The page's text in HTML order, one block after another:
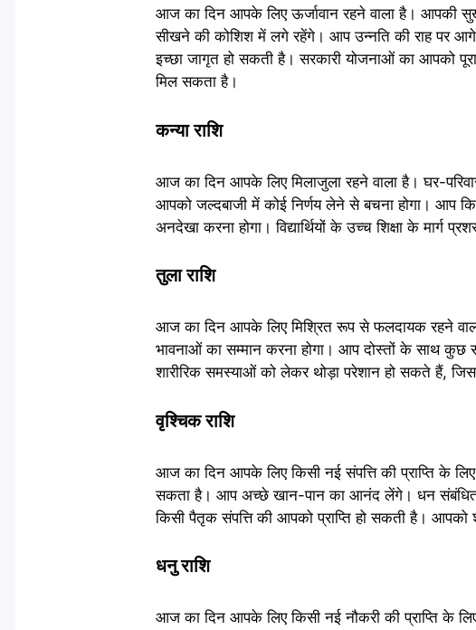
आज का दिन आपके लिए ऊर्जावान रहने वाला है। आपकी
सीखने की कोशिश में लगे रहेंगे। आप उन्नति की राह पर
इच्छा जागृत हो सकती है। सरकारी योजनाओं का आपको
मिल सकता है।
कन्या राशि
आज का दिन आपके लिए मिलाजुला रहने वाला है। घर-
आपको जल्दबाजी में कोई निर्णय लेने से बचना होगा। आप
अनदेखा करना होगा। विद्यार्थियों के उच्च शिक्षा के मार्ग
तुला राशि
आज का दिन आपके लिए मिश्रित रूप से फलदायक रहने
भावनाओं का सम्मान करना होगा। आप दोस्तों के साथ
शारीरिक समस्याओं को लेकर थोड़ा परेशान हो सकते हैं,
वृश्चिक राशि
आज का दिन आपके लिए किसी नई संपत्ति की प्राप्ति के
सकता है। आप अच्छे खान-पान का आनंद लेंगे। धन संबंधित
किसी पैतृक संपत्ति की आपको प्राप्ति हो सकती है। आपको
धनु राशि
आज का दिन आपके लिए किसी नई नौकरी की प्राप्ति के